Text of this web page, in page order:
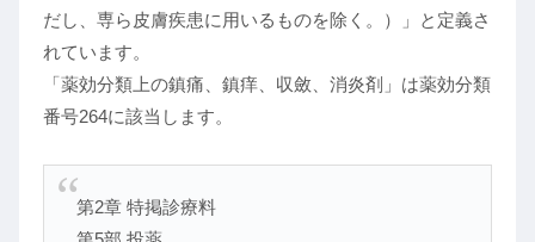
だし、専ら皮膚疾患に用いるものを除く。）」と定義さ
れています。
「薬効分類上の鎮痛、鎮痒、収斂、消炎剤」は薬効分類
番号264に該当します。
第2章 特掲診療料